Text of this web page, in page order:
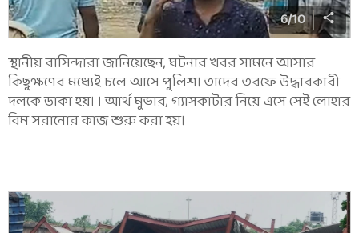
6/10
স্থানীয় বাসিন্দারা জানিয়েছেন, ঘটনার খবর সামনে আসার
কিছুক্ষণের মধ্যেই চলে আসে পুলিশ। তাদের তরফে উদ্ধারকারী
দলকে ডাকা হয়। । আর্থ মুভার, গ্যাসকাটার নিয়ে এসে সেই লোহার
বিম সরানোর কাজ শুরু করা হয়।